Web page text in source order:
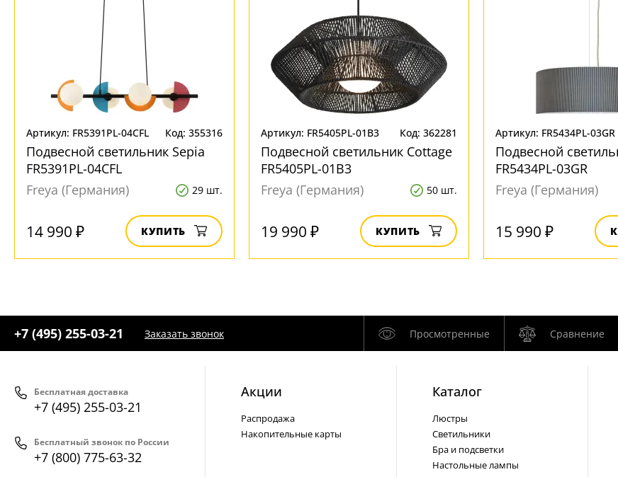
Артикул: FR5391PL-04CFL Код: 355316
Подвесной светильник Sepia
FR5391PL-04CFL
Freya (Германия)
29 шт.
14 990 ₽ КУПИТЬ
Артикул: FR5405PL-01B3 Код: 362281
Подвесной светильник Cottage
FR5405PL-01B3
Freya (Германия)
50 шт.
19 990 ₽ КУПИТЬ
Артикул: FR5434PL-03GR
Подвесной
FR5434PL-03GR
Freya (Германия)
15 990 ₽
+7 (495) 255-03-21 Заказать звонок Просмотренные Сравнение
Бесплатная доставка
+7 (495) 255-03-21
Бесплатный звонок по России
+7 (800) 775-63-32
Акции
Распродажа
Накопительные карты
Каталог
Люстры
Светильники
Бра и подсветки
Настольные лампы